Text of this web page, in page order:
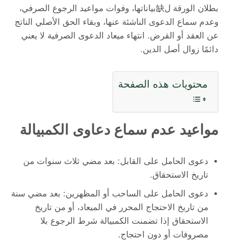
بطلان الورقة ل缺بياناتها، وفوات مواعيد الرجوع الصرفي،
وعدم سماع الدعوى الناشئة عنها، وبقاء الحق الأصلي الناتج
عن العقد أو القرض. انتهاء ميعاد الدعوى الصرفية لا يعني
دائمًا زوال أصل الدين.
محتويات هذه الصفحة
مواعيد عدم سماع دعاوى الكمبيالة
دعوى الحامل على القابل: بعد مضي ثلاث سنوات من
تاريخ الاستحقاق.
دعوى الحامل على الساحب أو المظهرين: بعد مضي سنة
من تاريخ الاحتجاج المحرر في الميعاد، أو من تاريخ
الاستحقاق إذا تضمنت الكمبيالة شرط الرجوع بلا
مصروفات أو دون احتجاج.